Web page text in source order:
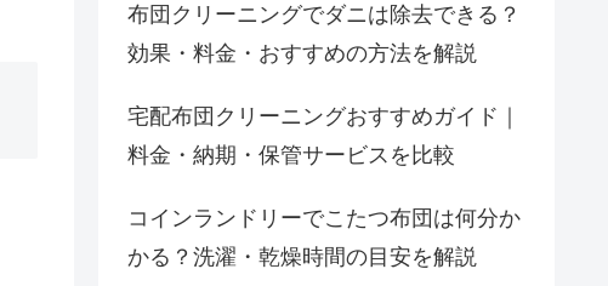
布団クリーニングでダニは除去できる？
効果・料金・おすすめの方法を解説
宅配布団クリーニングおすすめガイド｜
料金・納期・保管サービスを比較
コインランドリーでこたつ布団は何分か
かる？洗濯・乾燥時間の目安を解説